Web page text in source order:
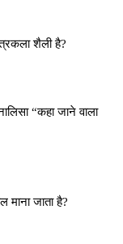
शैली है?
“कहा जाने वाला
जाता है?